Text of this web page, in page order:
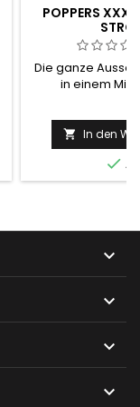
POPPERS XXX
Die ganze
in einem
Pentyl-Formel
ein. Perfekt
Empfindungen
ist der ideale
und gewagte
 In den




